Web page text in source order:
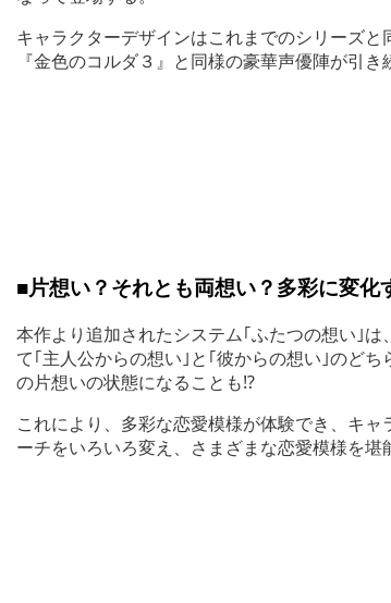
キャラクターデザインはこれまでのシリーズ
『金色のコルダ３』と同様の豪華声優陣が引き
■片想い？それとも両想い？多彩に変化
本作より追加されたシステム｢ふたつの想い｣
て｢主人公からの想い｣と｢彼からの想い｣のど
の片想いの状態になることも!?
これにより、多彩な恋愛模様が体験でき、キ
ーチをいろいろ変え、さまざまな恋愛模様を堪